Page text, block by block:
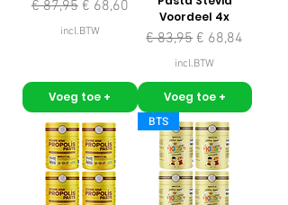
Normale prijs
€ 87,95 Verkoopprijs
€ 68,60
incl.BTW
Voeg toe +
Voordeel 4x
Normale prijs
€ 83,95 Verkoopprijs
€ 68,84
incl.BTW
Voeg toe +
BTS